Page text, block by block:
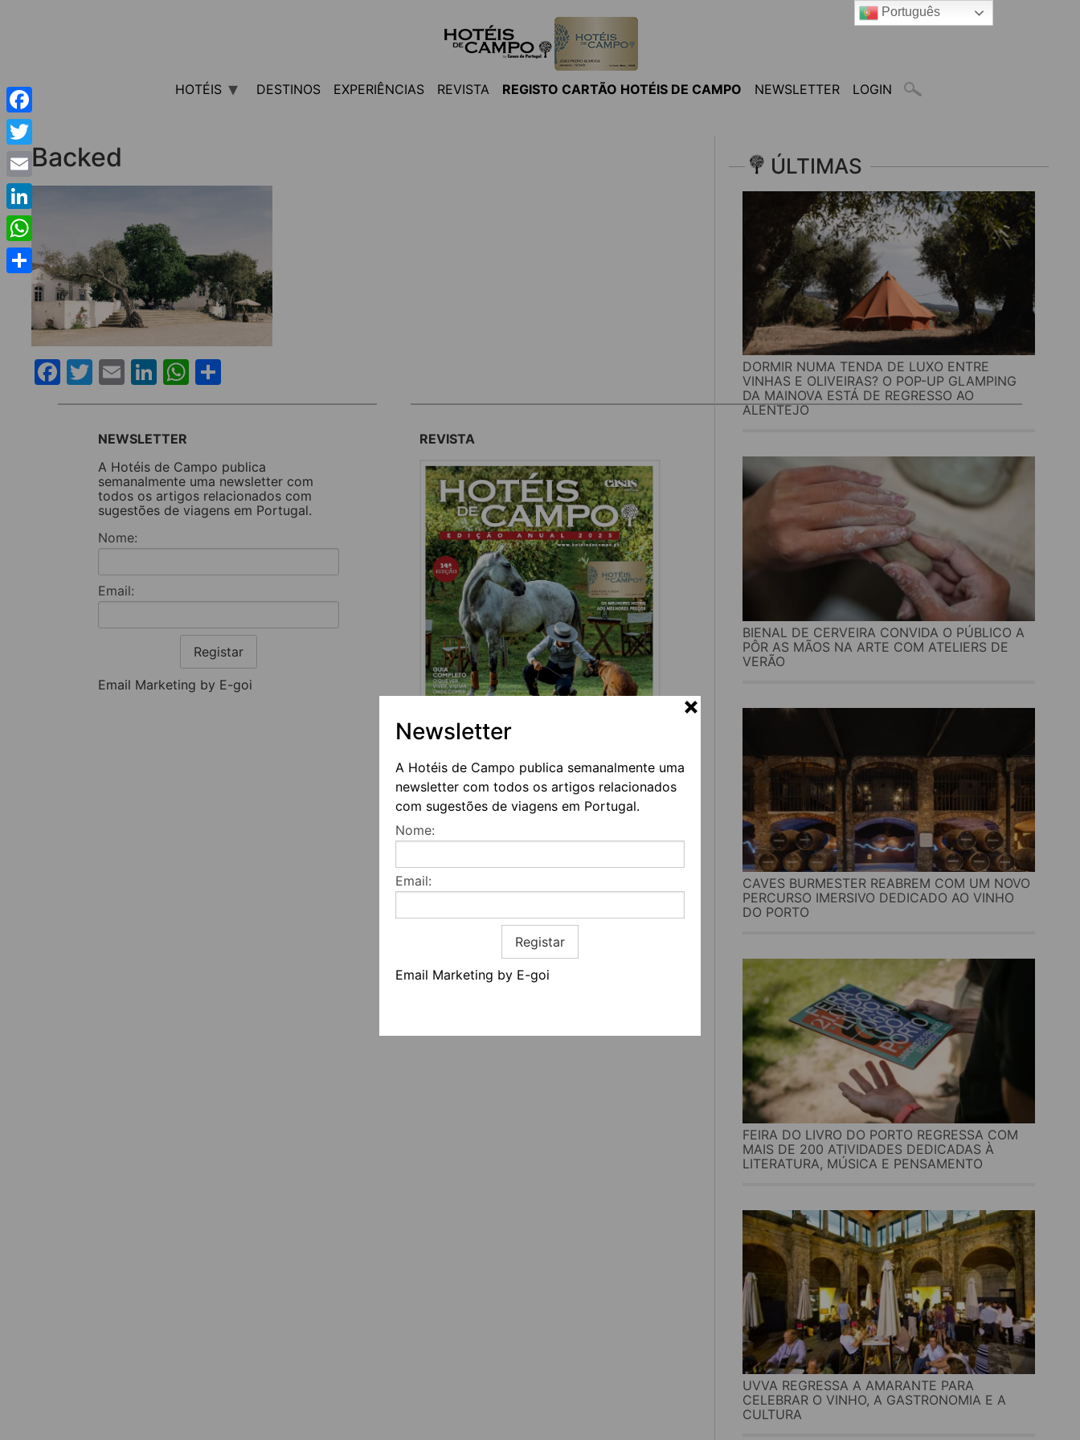
Newsletter
A Hotéis de Campo publica semanalmente uma
newsletter com todos os artigos relacionados
com sugestões de viagens em Portugal.
Nome:
Email:
Registar
Email Marketing by E-goi
HOTÉIS DESTINOS EXPERIÊNCIAS REVISTA REGISTO CARTÃO HOTÉIS DE CAMPO NEWSLETTER LOGIN
Backed
Facebook
Twitter
EmailLinkedIn
WhatsApp
ÚLTIMAS
DORMIR NUMA TENDA DE LUXO ENTRE
VINHAS E OLIVEIRAS? O POP-UP GLAMPING
DA MAINOVA ESTÁ DE REGRESSO AO
ALENTEJO
BIENAL DE CERVEIRA CONVIDA O PÚBLICO A
PÔR AS MÃOS NA ARTE COM ATELIERS DE
VERÃO
CAVES BURMESTER REABREM COM UM NOVO
PERCURSO IMERSIVO DEDICADO AO VINHO
DO PORTO
FEIRA DO LIVRO DO PORTO REGRESSA COM
MAIS DE 200 ATIVIDADES DEDICADAS À
LITERATURA, MÚSICA E PENSAMENTO
UVVA REGRESSA A AMARANTE PARA
CELEBRAR O VINHO, A GASTRONOMIA E A
CULTURA
NEWSLETTER
A Hotéis de Campo publica
semanalmente uma newsletter com
todos os artigos relacionados com
sugestões de viagens em Portugal.
Nome:
Email:
Registar
Email Marketing by E-goi
REVISTA
REDES SOCIAIS
Quem somos
Termos e condições
Informação geral
Facebook
Twitter
Email
LinkedIn
WhatsApp
Share
Português